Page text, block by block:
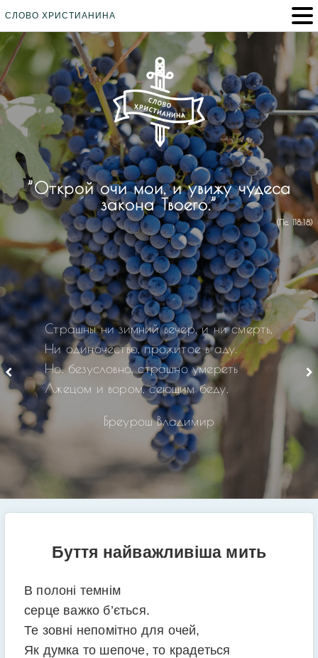
”Открой очи мои, и увижу чудеса
закона Твоего.”
(Пс. 118:18)
Страшны ни зимний вечер, и ни смерть,
Ни одиночество, прожитое в аду.
Но, безусловно, страшно умереть
Лжецом и вором, сеющим беду.
Бреурош Владимир
СЛОВО ХРИСТИАНИНА
Буття найважливіша мить
В полоні темнім
серце важко б’ється.
Те зовні непомітно для очей,
Як думка то шепоче, то крадеться